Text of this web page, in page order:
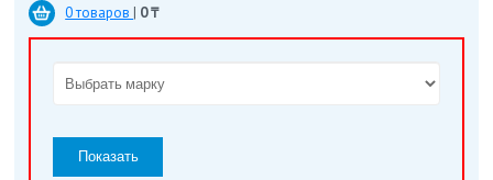
0 товаров | 0 ₸
Показать